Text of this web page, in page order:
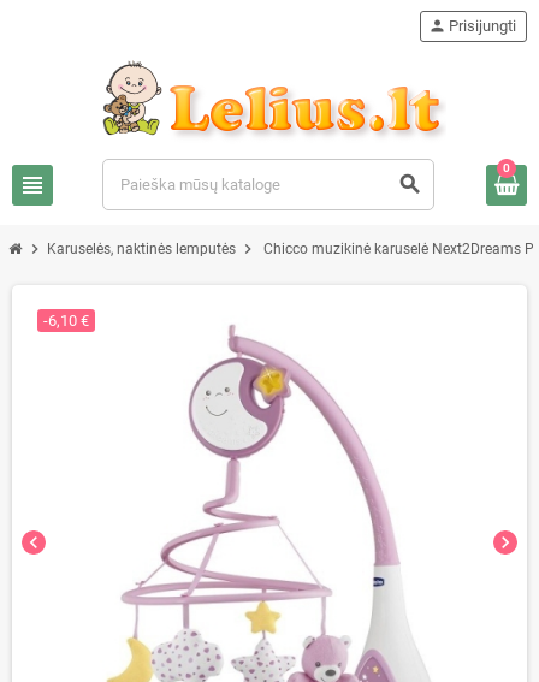
view_headline search
person Prisijungti
0
chevron_right Karuselės, naktinės lemputės chevron_right Chicco muzikinė karuselė Next2Dreams
chevron_left chevron_right
-6,10 €